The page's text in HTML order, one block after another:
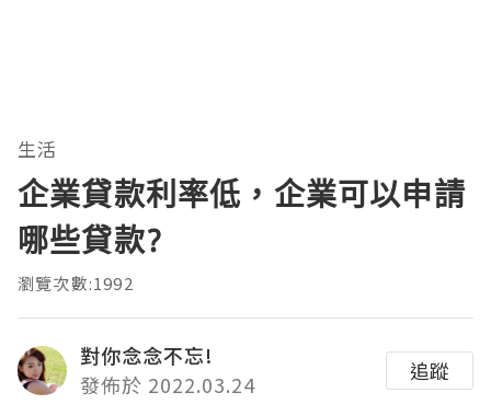
生活
企業貸款利率低，企業可以申請
哪些貸款?
瀏覽次數:1992
對你念念不忘!
發佈於 2022.03.24
追蹤